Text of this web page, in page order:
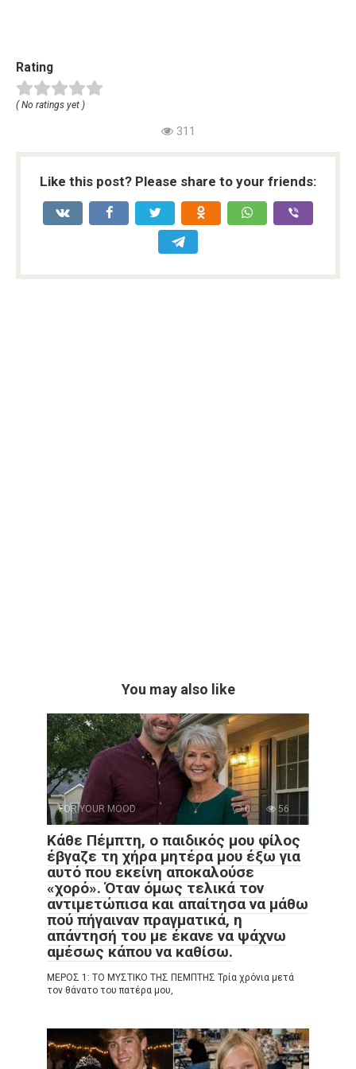
Rating
( No ratings yet )
311
Like this post? Please share to your friends:
You may also like
FOR YOUR MOOD 0 56
Κάθε Πέμπτη, ο παιδικός μου φίλος
έβγαζε τη χήρα μητέρα μου έξω για
αυτό που εκείνη αποκαλούσε
«χορό». Όταν όμως τελικά τον
αντιμετώπισα και απαίτησα να μάθω
πού πήγαιναν πραγματικά, η
απάντησή του με έκανε να ψάχνω
αμέσως κάπου να καθίσω.
ΜΕΡΟΣ 1: ΤΟ ΜΥΣΤΙΚΟ ΤΗΣ ΠΕΜΠΤΗΣ Τρία χρόνια μετά
τον θάνατο του πατέρα μου,